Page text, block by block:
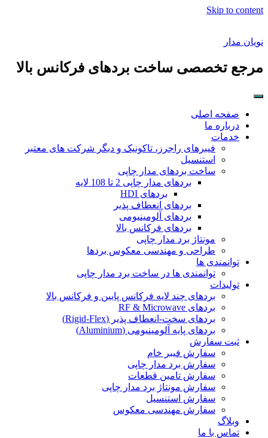
Skip to content
نویان مدار
مرجع تخصصی ساخت بردهای فرکانس بالا
صفحه اصلی
درباره ما
خدمات
فیبرهای راجرز، تاکونیک و دیگر شرکت های معتبر
استنسیل
ساخت بردهای مدار چاپی
بردهای مدار چاپی 2 تا 108 لایه
بردهای HDI
بردهای انعطاف پذیر
بردهای آلومینیومی
بردهای فرکانس بالا
مونتاژ برد مدار چاپی
طراحی و مهندسی معکوس بردها
توانمندی ها
توانمندی ها در ساخت برد مدار چاپی
تولیدات
بردهای چند لایه فرکانس پایین و فرکانس بالا
بردهای RF & Microwave
بردهای سخت-انعطاف پذیر (Rigid-Flex)
بردهای پایه آلومینیومی (Aluminium)
ثبت سفارش
سفارش فیبر خام
سفارش برد مدار چاپی
سفارش تامین قطعات
سفارش مونتاژ برد مدار چاپی
سفارش استنسیل
سفارش مهندسی معکوس
وبلاگ
تماس با ما